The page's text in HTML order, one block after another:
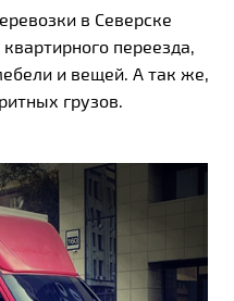
в Северске
переезда,
и вещей. А так же,
грузов.